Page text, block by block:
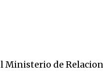
l Ministerio de